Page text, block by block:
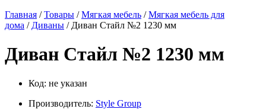
Главная /Товары /Мягкая мебель /Мягкая мебель для
дома / Диваны / Диван Стайл №2 1230 мм
Диван Стайл №2 1230 мм
Код: не указан
Производитель: Style Group